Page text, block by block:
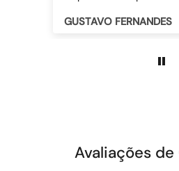
perdurar esses
Uma mistura excelente
GUSTAVO FERNANDES
Avaliações